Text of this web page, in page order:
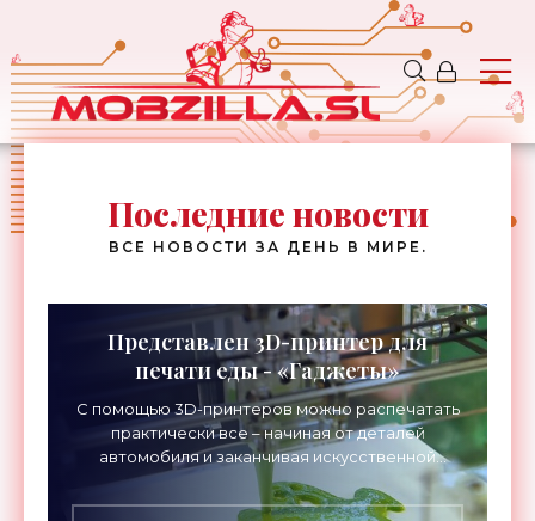
Последние новости
ВСЕ НОВОСТИ ЗА ДЕНЬ В МИРЕ.
Представлен 3D-принтер для
печати еды - «Гаджеты»
С помощью 3D-принтеров можно распечатать
практически все – начиная от деталей
автомобиля и заканчивая искусственной
печенью. А теперь они могут печатать ещё и
еду. Компания...